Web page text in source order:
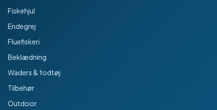
Fiskehjul
Endegrej
Fluefiskeri
Beklædning
Waders & fodtøj
Tilbehør
Outdoor